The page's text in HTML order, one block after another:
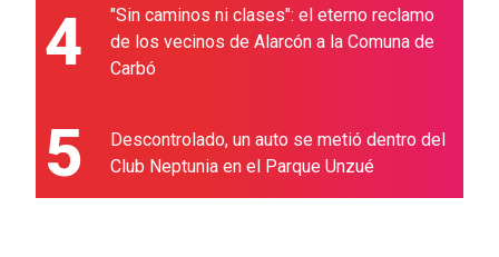
4
"Sin caminos ni clases": el eterno reclamo
de los vecinos de Alarcón a la Comuna de
Carbó
5
Descontrolado, un auto se metió dentro del
Club Neptunia en el Parque Unzué